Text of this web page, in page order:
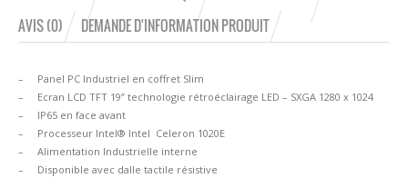
AVIS (0)
DEMANDE D'INFORMATION PRODUIT
– Panel PC Industriel en coffret Slim
– Ecran LCD TFT 19” technologie rétroéclairage LED – SXGA 1280 x 1024
– IP65 en face avant
– Processeur Intel® Intel Celeron 1020E
– Alimentation Industrielle interne
– Disponible avec dalle tactile résistive